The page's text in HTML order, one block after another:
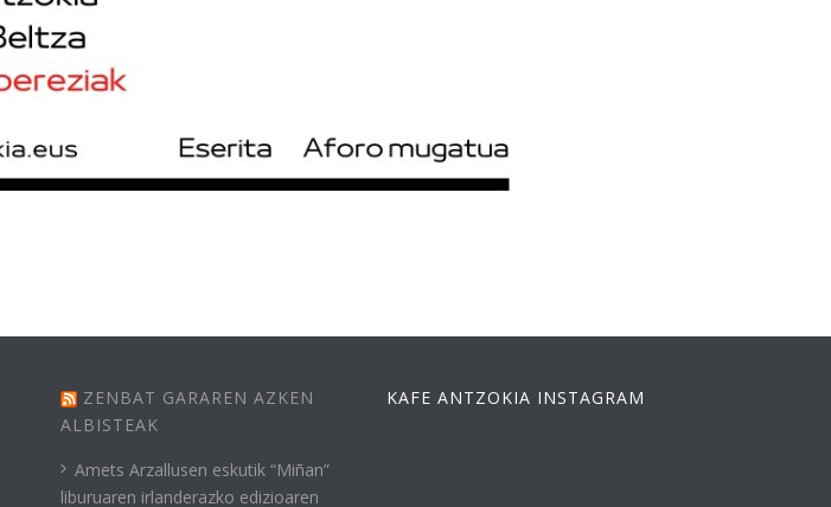
ZENBAT GARAREN AZKEN
ALBISTEAK
Amets Arzallusen eskutik “Miñan”
liburuaren irlanderazko edizioaren
KAFE ANTZOKIA INSTAGRAM